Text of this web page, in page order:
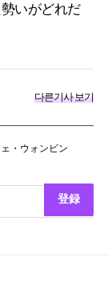
いがどれだ
다른기사 보기
・ウォンビン
登録